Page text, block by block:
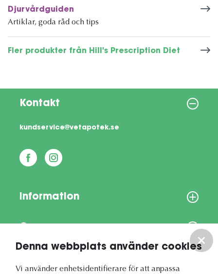
Denna webbplats använder cookies
Vi använder enhetsidentifierare för att anpassa
Djurvårdguiden
Artiklar, goda råd och tips
Fler produkter från Hill's Prescription Diet
Kontakt
kundservice@vetapotek.se
Information